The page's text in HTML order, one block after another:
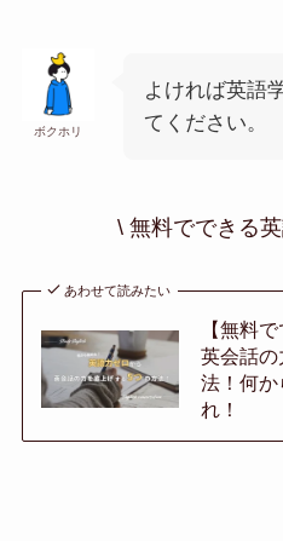
ボクホリ
よければ英語
てください。
\ 無料でできる
あわせて読みたい
【無料
英会話
法！何か
れ！